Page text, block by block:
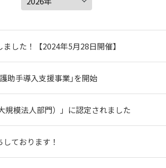
した！【2024年5月28日開催】
助手導入支援事業｣を開始
規模法人部門）」に認定されました
ております！